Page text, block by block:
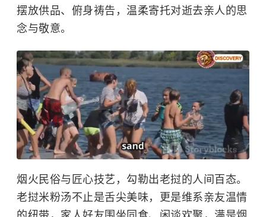
摆放供品、俯身祷告，温柔寄托对逝去亲人的思
念与敬意。
烟火民俗与匠心技艺，勾勒出老挝的人间百态。
老挝米粉汤不止是舌尖美味，更是维系亲友温情